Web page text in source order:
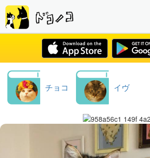
チョコ イヴ